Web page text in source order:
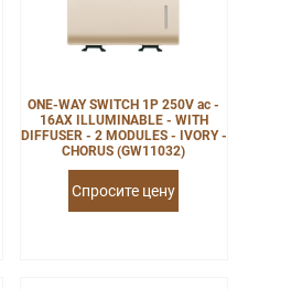
ONE-WAY SWITCH 1P 250V ac -
16AX ILLUMINABLE - WITH
DIFFUSER - 2 MODULES - IVORY -
CHORUS (GW11032)
Спросите цену